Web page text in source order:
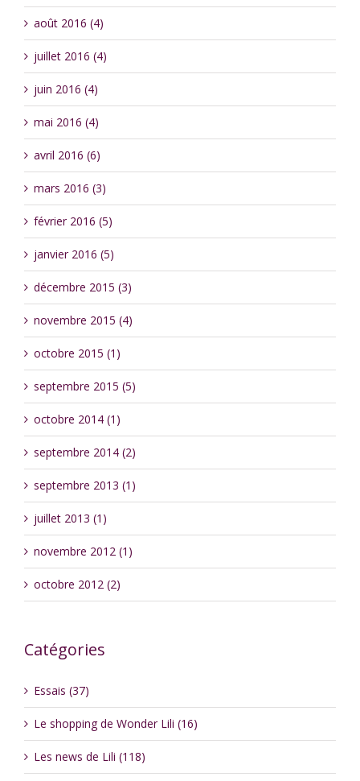
août 2016 (4)
juillet 2016 (4)
juin 2016 (4)
mai 2016 (4)
avril 2016 (6)
mars 2016 (3)
février 2016 (5)
janvier 2016 (5)
décembre 2015 (3)
novembre 2015 (4)
octobre 2015 (1)
septembre 2015 (5)
octobre 2014 (1)
septembre 2014 (2)
septembre 2013 (1)
juillet 2013 (1)
novembre 2012 (1)
octobre 2012 (2)
Catégories
Essais (37)
Le shopping de Wonder Lili (16)
Les news de Lili (118)